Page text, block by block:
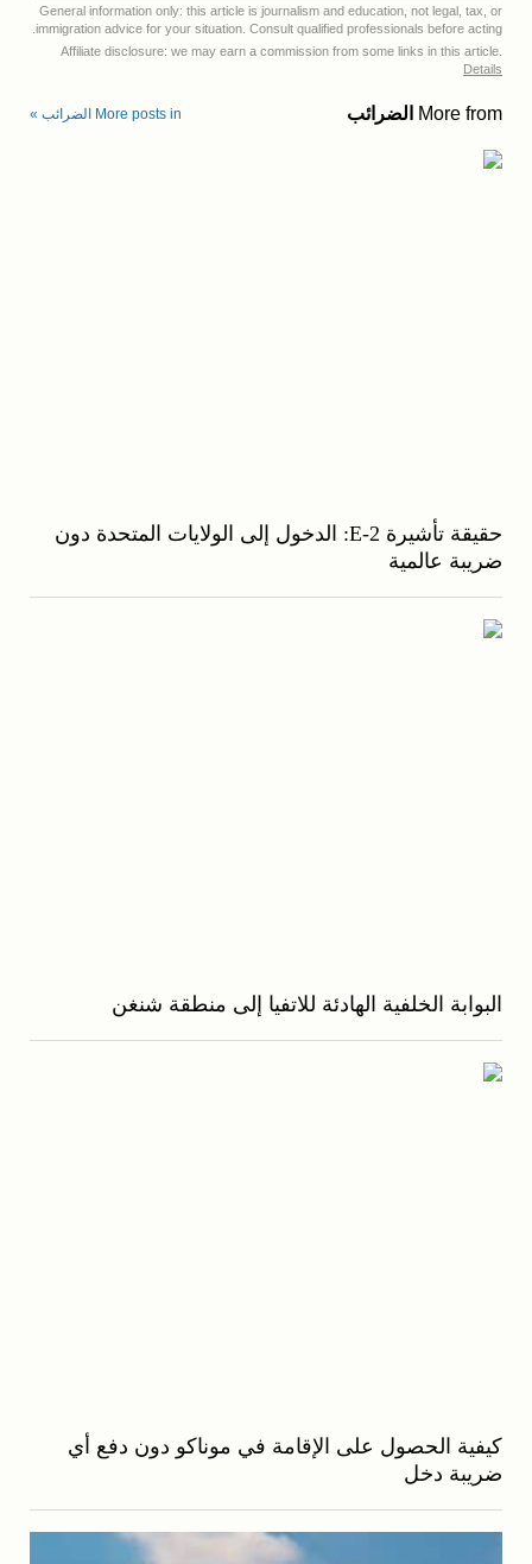
General information only: this article is journalism and education, not legal, tax, or
immigration advice for your situation. Consult qualified professionals before acting.
Affiliate disclosure: we may earn a commission from some links in this article.
Details
More from الضرائب More posts in الضرائب »
حقيقة تأشيرة E-2: الدخول إلى الولايات المتحدة دون
ضريبة عالمية
البوابة الخلفية الهادئة للاتفيا إلى منطقة شنغن
كيفية الحصول على الإقامة في موناكو دون دفع أي
ضريبة دخل